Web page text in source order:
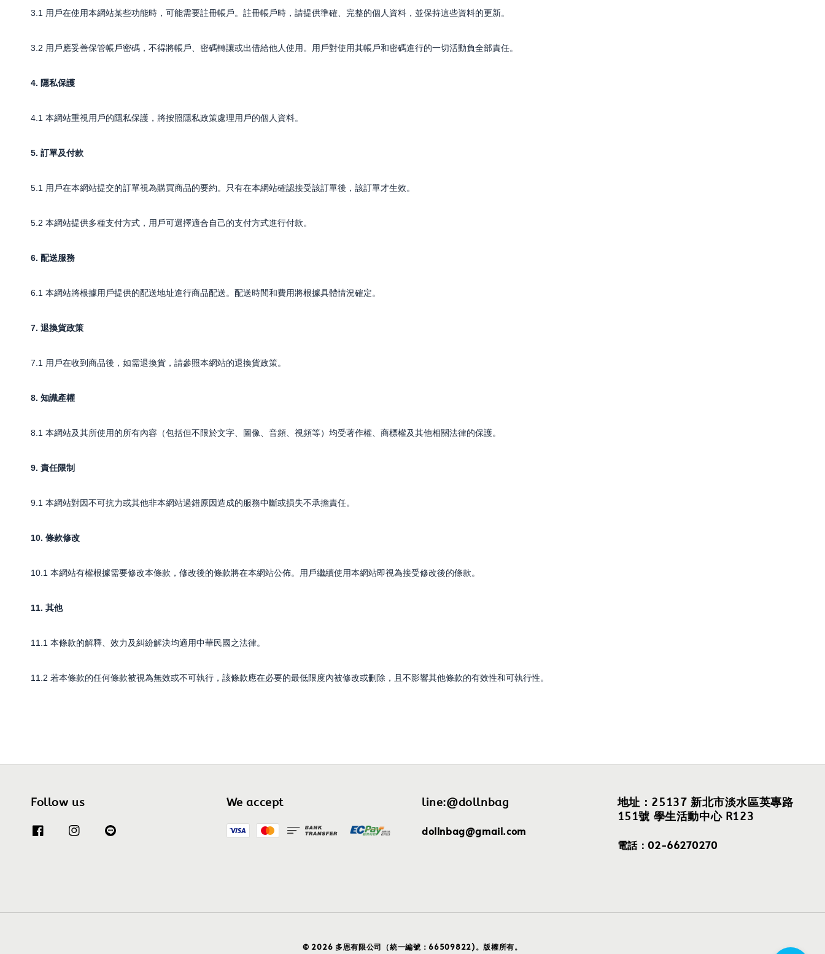
3.1 用戶在使用本網站某些功能時，可能需要註冊帳戶。註冊帳戶時，請提供準確、完整的個人資料，並保持這些資料的更新。
3.2 用戶應妥善保管帳戶密碼，不得將帳戶、密碼轉讓或出借給他人使用。用戶對使用其帳戶和密碼進行的一切活動負全部責任。
4. 隱私保護
4.1 本網站重視用戶的隱私保護，將按照隱私政策處理用戶的個人資料。
5. 訂單及付款
5.1 用戶在本網站提交的訂單視為購買商品的要約。只有在本網站確認接受該訂單後，該訂單才生效。
5.2 本網站提供多種支付方式，用戶可選擇適合自己的支付方式進行付款。
6. 配送服務
6.1 本網站將根據用戶提供的配送地址進行商品配送。配送時間和費用將根據具體情況確定。
7. 退換貨政策
7.1 用戶在收到商品後，如需退換貨，請參照本網站的退換貨政策。
8. 知識產權
8.1 本網站及其所使用的所有內容（包括但不限於文字、圖像、音頻、視頻等）均受著作權、商標權及其他相關法律的保護。
9. 責任限制
9.1 本網站對因不可抗力或其他非本網站過錯原因造成的服務中斷或損失不承擔責任。
10. 條款修改
10.1 本網站有權根據需要修改本條款，修改後的條款將在本網站公佈。用戶繼續使用本網站即視為接受修改後的條款。
11. 其他
11.1 本條款的解釋、效力及糾紛解決均適用中華民國之法律。
11.2 若本條款的任何條款被視為無效或不可執行，該條款應在必要的最低限度內被修改或刪除，且不影響其他條款的有效性和可執行性。
Follow us We accept line:@dollnbag
dollnbag@gmail.com
地址：25137 新北市淡水區英專路
151號 學生活動中心 R123
電話：02-66270270
© 2026 多恩有限公司（統一編號：66509822)。版權所有。